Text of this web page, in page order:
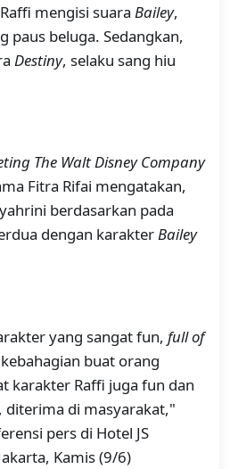
mengisi suara Bailey,
paus beluga. Sedangkan,
Destiny, selaku sang hiu
The Walt Disney Company
Fitra Rifai mengatakan,
berdasarkan pada
dengan karakterBailey
yang sangat fun, full of
buat orang
karakter Raffi juga fun dan
di masyarakat,"
pers di Hotel JS
Kamis (9/6)